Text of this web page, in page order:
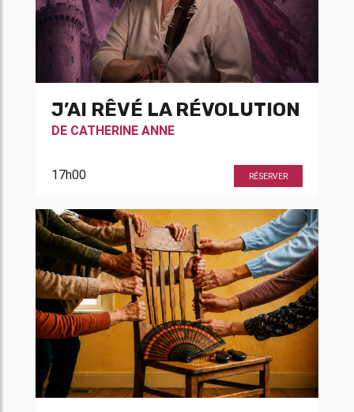
J’AI RÊVÉ LA RÉVOLUTION
DE CATHERINE ANNE
17h00 RÉSERVER